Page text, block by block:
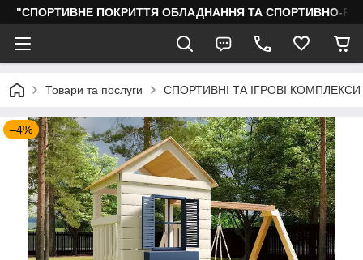
"СПОРТИВНЕ ПОКРИТТЯ ОБЛАДНАННЯ ТА СПОРТИВНО-
Товари та послуги СПОРТИВНІ ТА ІГРОВІ
–4%